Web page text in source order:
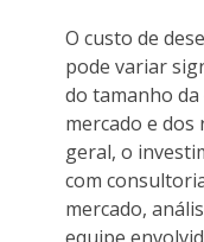
O custo de
pode variar
do tamanho da
mercado e dos
geral, o
com
mercado,